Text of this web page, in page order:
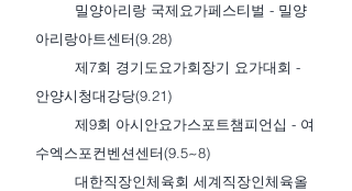
밀양아리랑 국제요가페스티벌 - 밀양
아리랑아트센터(9.28)
제7회 경기도요가회장기 요가대회 -
안양시청대강당(9.21)
제9회 아시안요가스포트챔피언십 - 여
수엑스포컨벤션센터(9.5~8)
대한직장인체육회 세계직장인체육올